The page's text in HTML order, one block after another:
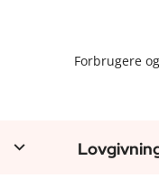
Forbrugere